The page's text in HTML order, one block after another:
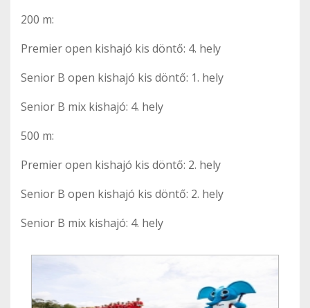
200 m:
Premier open kishajó kis döntő: 4. hely
Senior B open kishajó kis döntő: 1. hely
Senior B mix kishajó: 4. hely
500 m:
Premier open kishajó kis döntő: 2. hely
Senior B open kishajó kis döntő: 2. hely
Senior B mix kishajó: 4. hely